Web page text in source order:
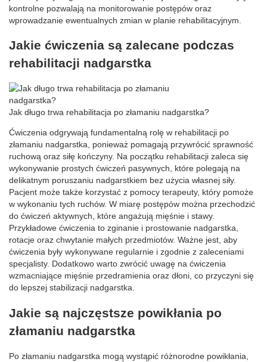
kontrolne pozwalają na monitorowanie postępów oraz
wprowadzanie ewentualnych zmian w planie rehabilitacyjnym.
Jakie ćwiczenia są zalecane podczas
rehabilitacji nadgarstka
Jak długo trwa rehabilitacja po złamaniu nadgarstka?
Ćwiczenia odgrywają fundamentalną rolę w rehabilitacji po
złamaniu nadgarstka, ponieważ pomagają przywrócić sprawność
ruchową oraz siłę kończyny. Na początku rehabilitacji zaleca się
wykonywanie prostych ćwiczeń pasywnych, które polegają na
delikatnym poruszaniu nadgarstkiem bez użycia własnej siły.
Pacjent może także korzystać z pomocy terapeuty, który pomoże
w wykonaniu tych ruchów. W miarę postępów można przechodzić
do ćwiczeń aktywnych, które angażują mięśnie i stawy.
Przykładowe ćwiczenia to zginanie i prostowanie nadgarstka,
rotacje oraz chwytanie małych przedmiotów. Ważne jest, aby
ćwiczenia były wykonywane regularnie i zgodnie z zaleceniami
specjalisty. Dodatkowo warto zwrócić uwagę na ćwiczenia
wzmacniające mięśnie przedramienia oraz dłoni, co przyczyni się
do lepszej stabilizacji nadgarstka.
Jakie są najczęstsze powikłania po
złamaniu nadgarstka
Po złamaniu nadgarstka mogą wystąpić różnorodne powikłania,